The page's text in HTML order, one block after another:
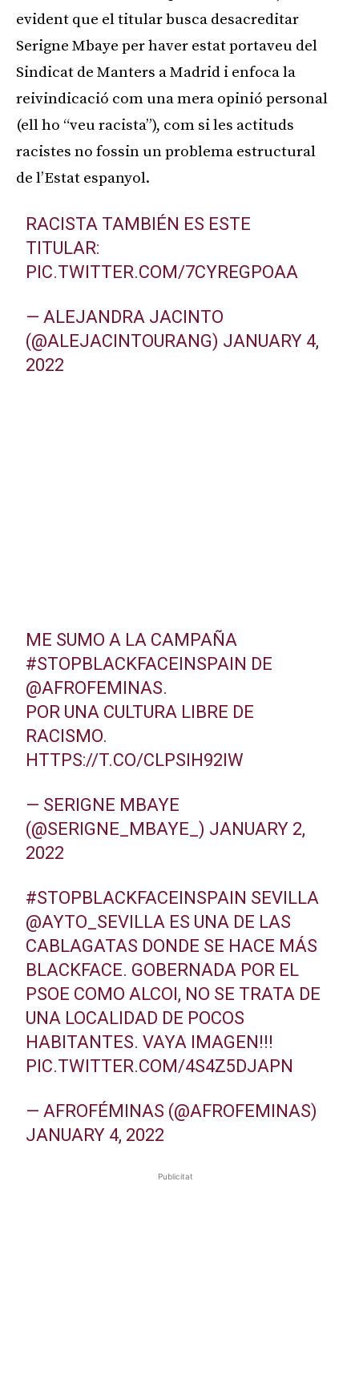
evident que el titular busca desacreditar
Serigne Mbaye per haver estat portaveu del
Sindicat de Manters a Madrid i enfoca la
reivindicació com una mera opinió personal
(ell ho “veu racista”), com si les actituds
racistes no fossin un problema estructural
de l’Estat espanyol.
RACISTA TAMBIÉN ES ESTE
TITULAR:
PIC.TWITTER.COM/7CYREGPOAA
— ALEJANDRA JACINTO
(@ALEJACINTOURANG) JANUARY 4,
2022
ME SUMO A LA CAMPAÑA
#STOPBLACKFACEINSPAIN DE
@AFROFEMINAS.
POR UNA CULTURA LIBRE DE
RACISMO.
HTTPS://T.CO/CLPSIH92IW
— SERIGNE MBAYE
(@SERIGNE_MBAYE_) JANUARY 2,
2022
#STOPBLACKFACEINSPAIN SEVILLA
@AYTO_SEVILLAES UNA DE LAS
CABLAGATAS DONDE SE HACE MÁS
BLACKFACE. GOBERNADA POR EL
PSOE COMO ALCOI, NO SE TRATA DE
UNA LOCALIDAD DE POCOS
HABITANTES. VAYA IMAGEN!!!
PIC.TWITTER.COM/4S4Z5DJAPN
— AFROFÉMINAS (@AFROFEMINAS)
JANUARY 4, 2022
Publicitat